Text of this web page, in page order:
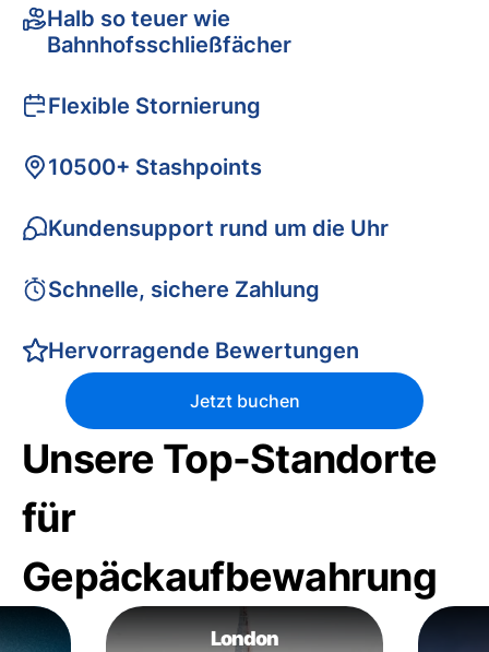
Halb so teuer wie
Bahnhofsschließfächer
Flexible Stornierung
10500+ Stashpoints
Kundensupport rund um die Uhr
Schnelle, sichere Zahlung
Hervorragende Bewertungen
Jetzt buchen
Unsere Top-Standorte
für
Gepäckaufbewahrung
London